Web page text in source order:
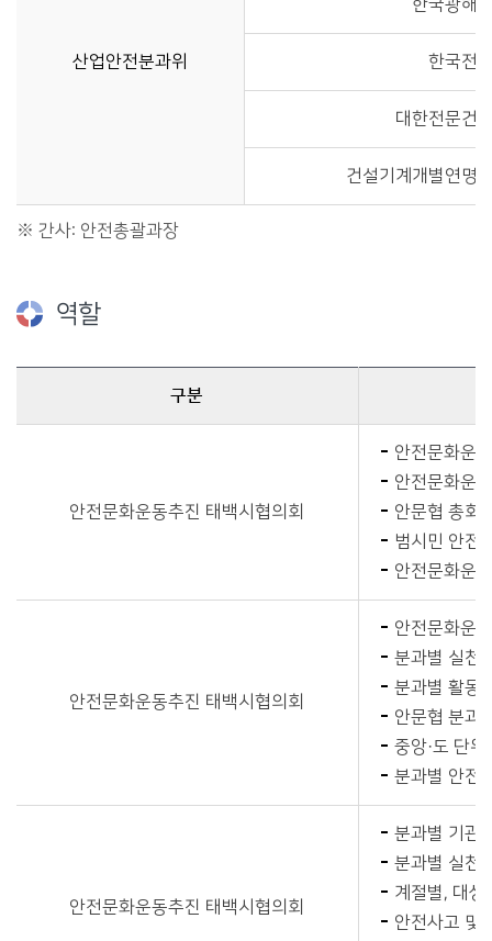
산업안전분과위
한국광해
한국전
대한전문건
건설기계개별연명
※ 간사: 안전총괄과장
역할
구분
안전문화운동추진 태백시협의회
안전문화운
안전문화운
안문협 총회
범시민 안전
안전문화운
안전문화운동추진 태백시협의회
안전문화운
분과별 실천
분과별 활동
안문협 분과
중앙·도 단
분과별 안전
안전문화운동추진 태백시협의회
분과별 기관
분과별 실천
계절별, 대상
안전사고 및